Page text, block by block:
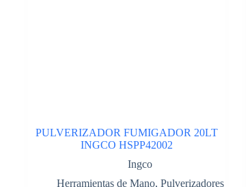
PULVERIZADOR FUMIGADOR 20LT
INGCO HSPP42002
Ingco
Herramientas de Mano, Pulverizadores